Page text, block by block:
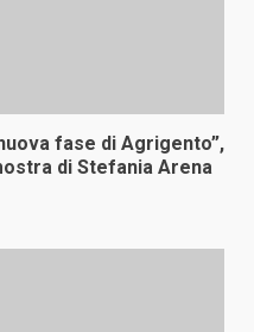
fase di Agrigento”,
di Stefania Arena